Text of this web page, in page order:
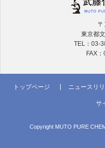
東京都
TEL：03-
FAX
トップページ ニュースリ
サ
Copyright MUTO PURE